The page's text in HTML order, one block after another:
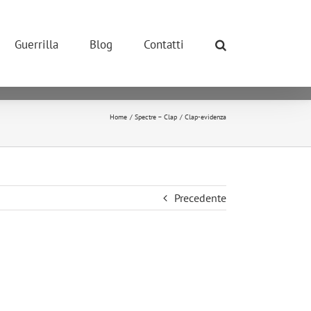
Guerrilla Blog Contatti
Home Spectre – Clap Clap-evidenza
Precedente